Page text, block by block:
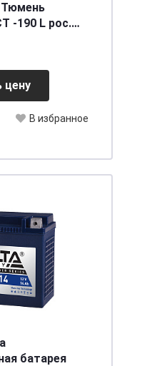
Тюмень
-190 L рос.
1300]
цену
В избранное
батарея